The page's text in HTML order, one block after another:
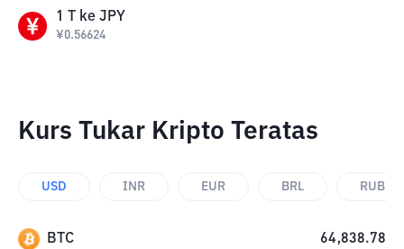
1 ke JPY
¥0.56624
Kurs Tukar Kripto Teratas
USD INR EUR BRL RUB
BTC 64,838.78